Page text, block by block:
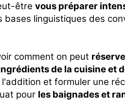
être vous préparer
bases linguistiques des
comment on peut
de la cuisine et
et formuler une
pour les baignades et